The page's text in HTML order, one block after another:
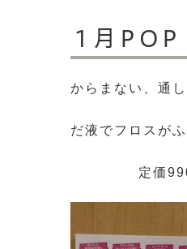
1月POP
からまない、通し
だ液でフロスが
定価990円